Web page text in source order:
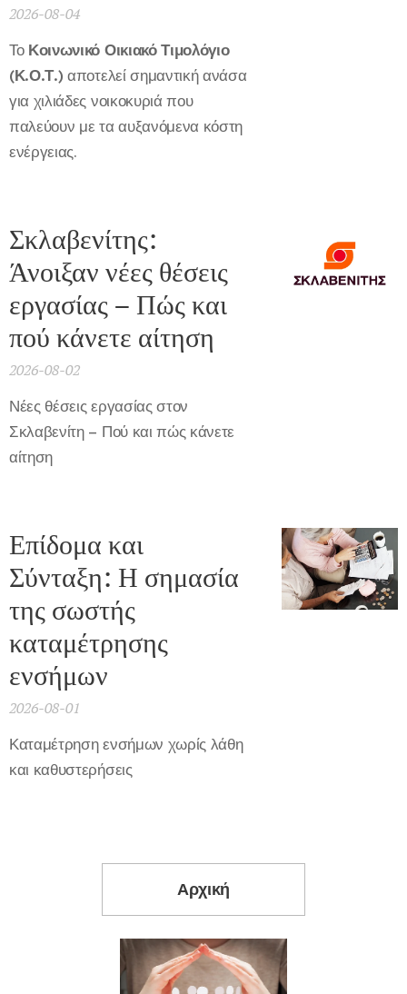
2026-08-04
Το Κοινωνικό Οικιακό Τιμολόγιο
(Κ.Ο.Τ.) αποτελεί σημαντική ανάσα
για χιλιάδες νοικοκυριά που
παλεύουν με τα αυξανόμενα κόστη
ενέργειας.
Σκλαβενίτης:
Άνοιξαν νέες θέσεις
εργασίας – Πώς και
πού κάνετε αίτηση
2026-08-02
Νέες θέσεις εργασίας στον
Σκλαβενίτη – Πού και πώς κάνετε
αίτηση
Επίδομα και
Σύνταξη: Η σημασία
της σωστής
καταμέτρησης
ενσήμων
2026-08-01
Καταμέτρηση ενσήμων χωρίς λάθη
και καθυστερήσεις
Αρχική